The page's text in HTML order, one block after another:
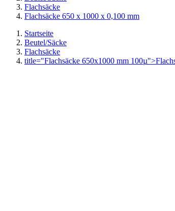
Flachsäcke
Flachsäcke 650 x 1000 x 0,100 mm
Startseite
Beutel/Säcke
Flachsäcke
title="Flachsäcke 650x1000 mm 100µ">